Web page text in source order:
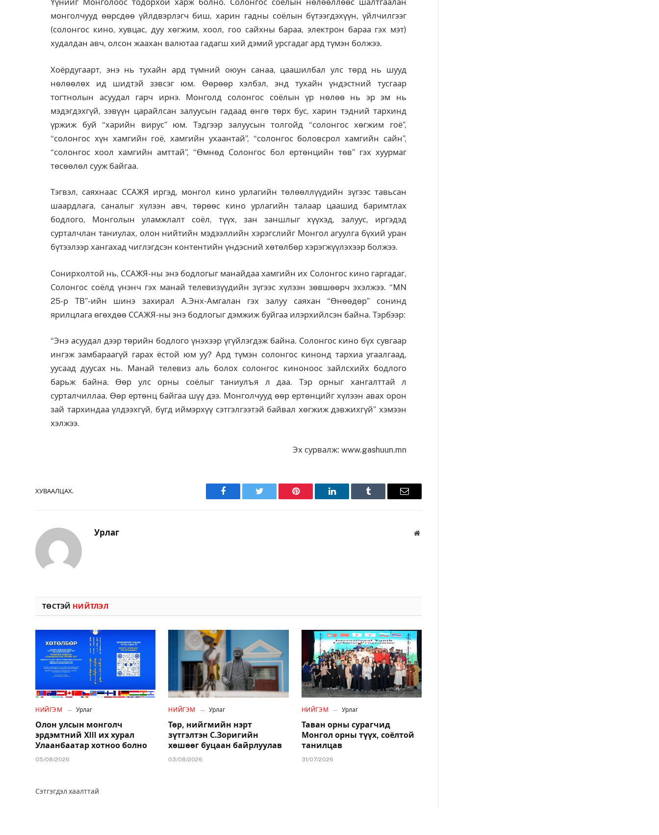
монголчууд өөрсдөө үйлдвэрлэгч биш, харин гадны соёлын бүтээгдэхүүн, үйлчилгээг
(солонгос кино, хувцас, дуу хөгжим, хоол, гоо сайхны бараа, электрон бараа гэх мэт)
худалдан авч, олсон жаахан валютаа гадагш хий дэмий урсгадаг ард түмэн болжээ.
Хоёрдугаарт, энэ нь тухайн ард түмний оюун санаа, цаашилбал улс төрд нь шууд
нөлөөлөх ид шидтэй зэвсэг юм. Өөрөөр хэлбэл, энд тухайн үндэстний тусгаар
тогтнолын асуудал гарч ирнэ. Монголд солонгос соёлын үр нөлөө нь эр эм нь
мэдэгдэхгүй, зэвүүн царайлсан залуусын гадаад өнгө төрх бус, харин тэдний тархинд
үржиж буй “харийн вирус” юм. Тэдгээр залуусын толгойд “солонгос хөгжим гоё”,
“солонгос хүн хамгийн гоё, хамгийн ухаантай”, “солонгос боловсрол хамгийн сайн”,
“солонгос хоол хамгийн амттай”, “Өмнөд Солонгос бол ертөнцийн төв” гэх хуурмаг
төсөөлөл сууж байгаа.
Тэгвэл, саяхнаас ССАЖЯ иргэд, монгол кино урлагийн төлөөллүүдийн зүгээс тавьсан
шаардлага, саналыг хүлээн авч, төрөөс кино урлагийн талаар цаашид баримтлах
бодлого, Монголын уламжлалт соёл, түүх, зан заншлыг хүүхэд, залуус, иргэдэд
сурталчлан таниулах, олон нийтийн мэдээллийн хэрэгслийг Монгол агуулга бүхий уран
бүтээлээр хангахад чиглэгдсэн контентийн үндэсний хөтөлбөр хэрэгжүүлэхээр болжээ.
Сонирхолтой нь, ССАЖЯ-ны энэ бодлогыг манайдаа хамгийн их Солонгос кино гаргадаг,
Солонгос соёлд үнэнч гэх манай телевизүүдийн зүгээс хүлээн зөвшөөрч эхэлжээ. “MN
25-р ТВ”-ийн шинэ захирал А.Энх-Амгалан гэх залуу саяхан “Өнөөдөр” сонинд
ярилцлага өгөхдөө ССАЖЯ-ны энэ бодлогыг дэмжиж буйгаа илэрхийлсэн байна. Тэрбээр:
“Энэ асуудал дээр төрийн бодлого үнэхээр үгүйлэгдэж байна. Солонгос кино бүх сувгаар
ингэж замбараагүй гарах ёстой юм уу? Ард түмэн солонгос кинонд тархиа угаалгаад,
уусаад дуусах нь. Манай телевиз аль болох солонгос киноноос зайлсхийх бодлого
барьж байна. Өөр улс орны соёлыг таниулъя л даа. Тэр орныг хангалттай л
сурталчиллаа. Өөр ертөнц байгаа шүү дээ. Монголчууд өөр ертөнцийг хүлээн авах орон
зай тархиндаа үлдээхгүй, бүгд иймэрхүү сэтгэлгээтэй байвал хөгжиж дэвжихгүй” хэмээн
хэлжээ.
Эх сурвалж: www.gashuun.mn
ХУВААЛЦАХ.
Facebook Twitter Pinterest LinkedIn Tumblr Имэйл
Урлаг Вэбсайт
ТӨСТЭЙ НИЙТЛЭЛ
НИЙГЭМ Урлаг
Олон улсын монголч
эрдэмтний XIII их хурал
Улаанбаатар хотноо болно
05/08/2026
НИЙГЭМ Урлаг
Төр, нийгмийн нэрт
зүтгэлтэн С.Зоригийн
хөшөөг буцаан байрлуулав
03/08/2026
НИЙГЭМ Урлаг
Таван орны сурагчид
Монгол орны түүх, соёлтой
танилцав
31/07/2026
Сэтгэгдэл хаалттай